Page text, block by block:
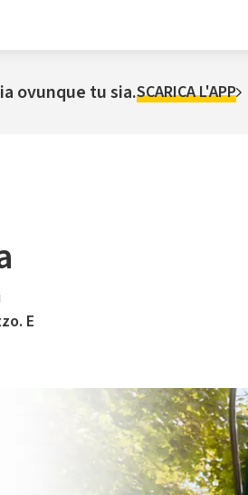
ovunque tu sia.SCARICA L'APP
E